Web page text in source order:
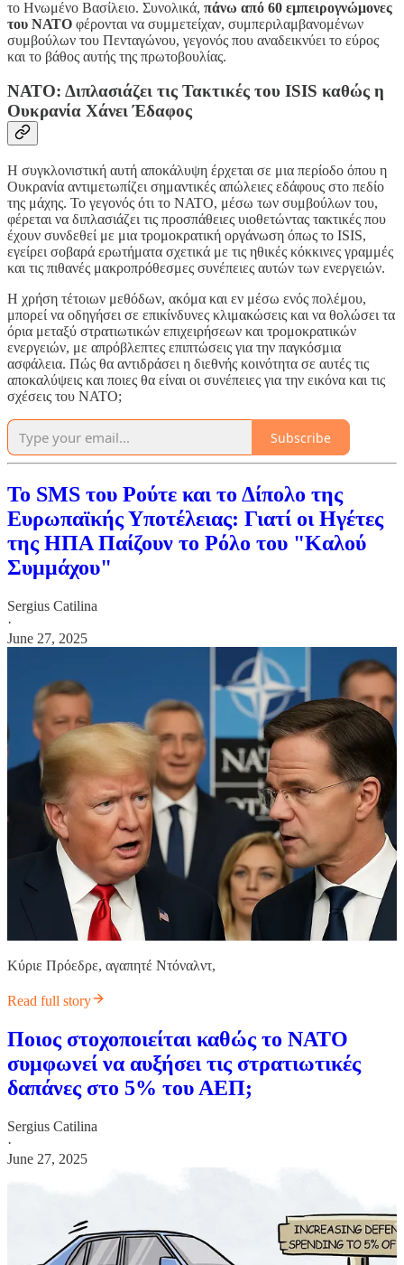
το Ηνωμένο Βασίλειο. Συνολικά, πάνω από 60 εμπειρογνώμονες
του ΝΑΤΟ φέρονται να συμμετείχαν, συμπεριλαμβανομένων
συμβούλων του Πενταγώνου, γεγονός που αναδεικνύει το εύρος
και το βάθος αυτής της πρωτοβουλίας.
ΝΑΤΟ: Διπλασιάζει τις Τακτικές του ISIS καθώς η
Ουκρανία Χάνει Έδαφος
Η συγκλονιστική αυτή αποκάλυψη έρχεται σε μια περίοδο όπου η
Ουκρανία αντιμετωπίζει σημαντικές απώλειες εδάφους στο πεδίο
της μάχης. Το γεγονός ότι το ΝΑΤΟ, μέσω των συμβούλων του,
φέρεται να διπλασιάζει τις προσπάθειες υιοθετώντας τακτικές που
έχουν συνδεθεί με μια τρομοκρατική οργάνωση όπως το ISIS,
εγείρει σοβαρά ερωτήματα σχετικά με τις ηθικές κόκκινες γραμμές
και τις πιθανές μακροπρόθεσμες συνέπειες αυτών των ενεργειών.
Η χρήση τέτοιων μεθόδων, ακόμα και εν μέσω ενός πολέμου,
μπορεί να οδηγήσει σε επικίνδυνες κλιμακώσεις και να θολώσει τα
όρια μεταξύ στρατιωτικών επιχειρήσεων και τρομοκρατικών
ενεργειών, με απρόβλεπτες επιπτώσεις για την παγκόσμια
ασφάλεια. Πώς θα αντιδράσει η διεθνής κοινότητα σε αυτές τις
αποκαλύψεις και ποιες θα είναι οι συνέπειες για την εικόνα και τις
σχέσεις του ΝΑΤΟ;
Subscribe
Το SMS του Ρούτε και το Δίπολο της
Ευρωπαϊκής Υποτέλειας: Γιατί οι Ηγέτες
της ΗΠΑ Παίζουν το Ρόλο του "Καλού
Συμμάχου"
Sergius Catilina
·
June 27, 2025
Κύριε Πρόεδρε, αγαπητέ Ντόναλντ,
Read full story
Ποιος στοχοποιείται καθώς το ΝΑΤΟ
συμφωνεί να αυξήσει τις στρατιωτικές
δαπάνες στο 5% του ΑΕΠ;
Sergius Catilina
·
June 27, 2025